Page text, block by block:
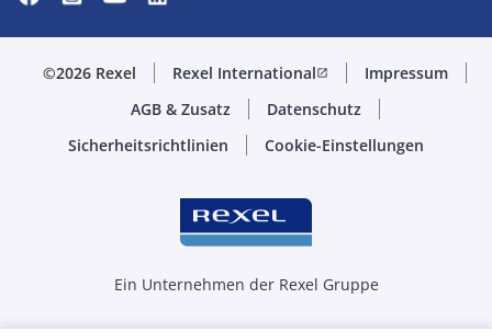
©2026 Rexel Rexel Internationalopen_in_new
Impressum
AGB & Zusatz
Datenschutz
Sicherheitsrichtlinien
Cookie-Einstellungen
Ein Unternehmen der Rexel Gruppe